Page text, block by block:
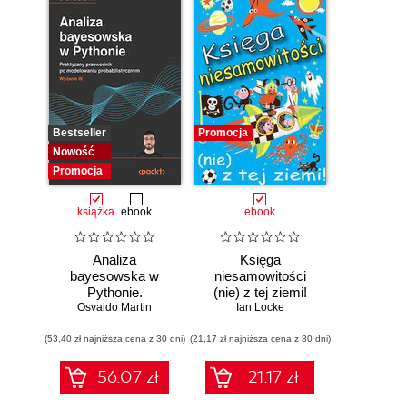
Bestseller
Nowość
Promocja
książka ebook
Analiza
bayesowska w
Pythonie.
Praktyczny
modelowaniu
probabilistycznym.
Wydanie III
Osvaldo Martin
(53,40 zł najniższa cena z 30 dni)
56.07 zł
Promocja
ebook
Księga
niesamowitości
(nie) z tej ziemi!
Księga faktów
niezwykłych
Ian Locke
(21,17 zł najniższa cena z 30 dni)
21.17 zł